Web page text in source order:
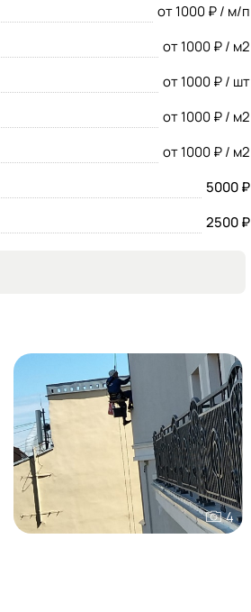
от 1000 ₽ / м/п
от 1000 ₽ / м2
от 1000 ₽ / шт
от 1000 ₽ / м2
от 1000 ₽ / м2
5000 ₽
2500 ₽
4